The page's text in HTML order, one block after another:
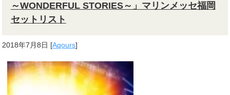
～WONDERFUL STORIES～」マリンメッセ福岡
セットリスト
2018年7月8日 [Aqours]